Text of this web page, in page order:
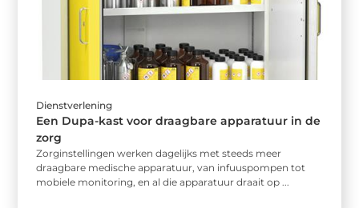
Dienstverlening
Een Dupa-kast voor draagbare apparatuur in de
zorg
Zorginstellingen werken dagelijks met steeds meer
draagbare medische apparatuur, van infuuspompen tot
mobiele monitoring, en al die apparatuur draait op ...